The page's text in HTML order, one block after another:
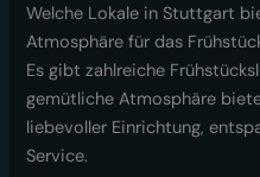
Welche Lokale in Stuttgart
Atmosphäre für das
Es gibt zahlreiche
gemütliche Atmosphäre
liebevoller Einrichtung,
Service.